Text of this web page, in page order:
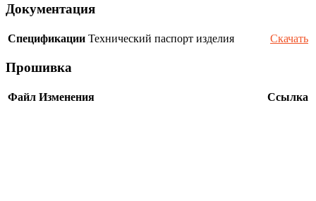
Документация
Спецификации Технический паспорт изделия Скачать
Прошивка
Файл Изменения Ссылка